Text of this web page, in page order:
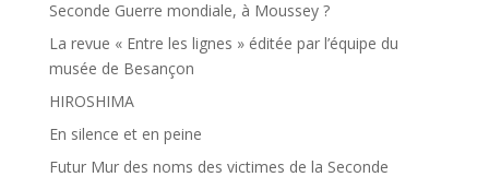
Seconde Guerre mondiale, à Moussey ?
La revue « Entre les lignes » éditée par l’équipe du
musée de Besançon
HIROSHIMA
En silence et en peine
Futur Mur des noms des victimes de la Seconde